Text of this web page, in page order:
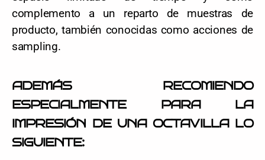
complemento a un reparto de muestras de
producto, también conocidas como acciones de
sampling.
ADEMÁS RECOMIENDO
ESPECIALMENTE PARA LA
IMPRESIÓN DE UNA OCTAVILLA LO
SIGUIENTE: